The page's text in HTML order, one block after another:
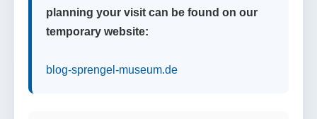
planning your visit can be found on our
temporary website:
blog-sprengel-museum.de